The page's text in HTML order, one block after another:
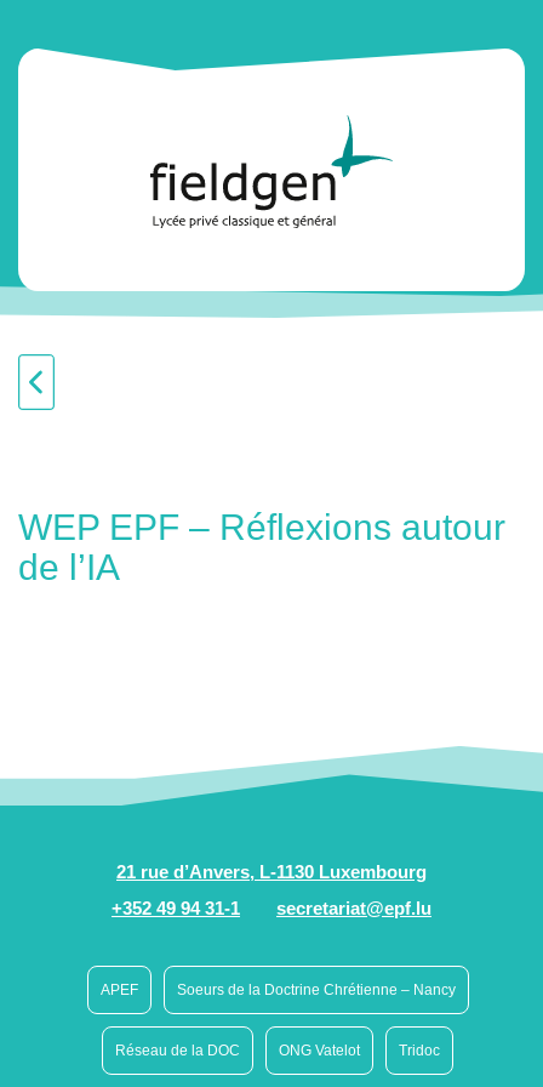
WEP EPF – Réflexions autour
de l’IA
21 rue d’Anvers, L-1130 Luxembourg
+352 49 94 31-1
secretariat@epf.lu
APEF Soeurs de la Doctrine Chrétienne – Nancy
Réseau de la DOC ONG Vatelot Tridoc